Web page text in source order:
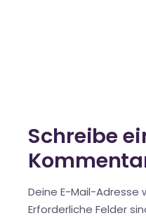
Schreibe
Deine E-Mail-
Erforderliche Felder